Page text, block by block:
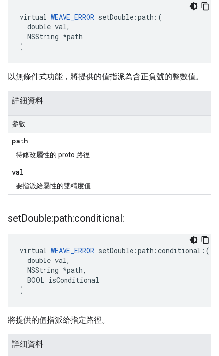
virtual WEAVE_ERROR setDouble:path:(
  double val,
  NSString *path
)
以無條件式功能，將提供的值指派為含正負號的整數值。
詳細資料
參數
path
待修改屬性的 proto 路徑
val
要指派給屬性的雙精度值
setDouble:path:conditional:
virtual WEAVE_ERROR setDouble:path:conditional:(
  double val,
  NSString *path,
  BOOL isConditional
)
將提供的值指派給指定路徑。
詳細資料